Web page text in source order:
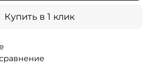
Купить в 1 клик